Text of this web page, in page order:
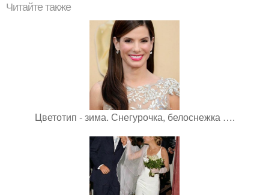
Читайте также
Цветотип - зима. Снегурочка, белоснежка ….